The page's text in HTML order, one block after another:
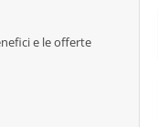
e le offerte